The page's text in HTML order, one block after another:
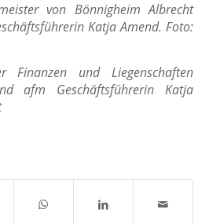
von Bönnigheim Albrecht
Katja Amend. Foto:
Finanzen und Liegenschaften
afm Geschäftsführerin Katja